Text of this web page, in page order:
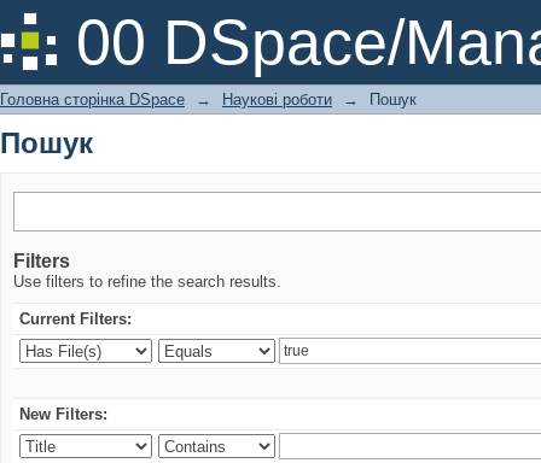
00 DSpace/
Пошук
Головна сторінка DSpace → Наукові роботи → Пошук
Пошук
Filters
Use filters to refine the search results.
Current Filters:
New Filters: